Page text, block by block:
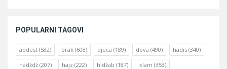
POPULARNI TAGOVI
abdest (582) brak (608) djeca (189) dova (490) hadis (340)
hadždž (207) hajz (222) hidžab (187) islam (353)